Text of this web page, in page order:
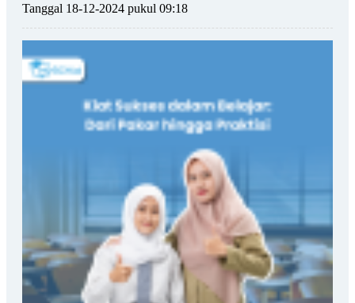
Tanggal 18-12-2024 pukul 09:18